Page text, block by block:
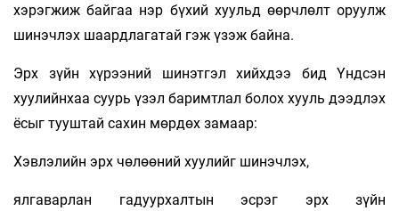
хэрэгжиж байгаа нэр бүхий хуульд өөрчлөлт оруулж
шинэчлэх шаардлагатай гэж үзэж байна.
Эрх зүйн хүрээний шинэтгэл хийхдээ бид Үндсэн
хуулийнхаа суурь үзэл баримтлал болох хууль дээдлэх
ёсыг тууштай сахин мөрдөх замаар:
Хэвлэлийн эрх чөлөөний хуулийг шинэчлэх,
ялгаварлан гадуурхалтын эсрэг эрх зүйн